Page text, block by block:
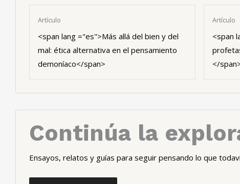
Artículo
<span lang ="es">Más allá del bien y del
mal: ética alternativa en el pensamiento
demoníaco</span>
Artículo
<span
</
Continúa la
Ensayos, relatos y guías para seguir pensando lo que